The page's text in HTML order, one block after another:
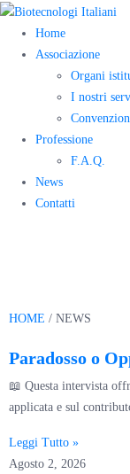
Home
Associazione
Organi
I nostri
Professione
F.A.Q.
News
Contatti
HOME / NEWS
Paradosso o
📖 Questa intervista
applicata e sul
Leggi Tutto »
Agosto 2, 2026